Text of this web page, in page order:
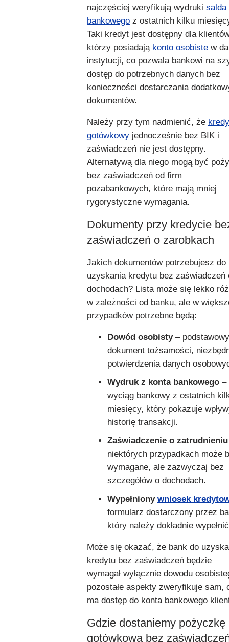
najczęściej weryfikują wydruki salda
bankowego z ostatnich kilku
Taki kredyt jest dostępny dla
którzy posiadają konto osobiste w
instytucji, co pozwala bankowi na
dostęp do potrzebnych danych bez
konieczności dostarczania
dokumentów.
Należy przy tym nadmienić, że
gotówkowy jednocześnie bez BIK i
zaświadczeń nie jest dostępny.
Alternatywą dla niego mogą być
bez zaświadczeń od firm
pozabankowych, które mają mniej
rygorystyczne wymagania.
Dokumenty przy kredycie
zaświadczeń o zarobkach
Jakich dokumentów potrzebujesz do
uzyskania kredytu bez zaświadczeń
dochodach? Lista może się lekko
w zależności od banku, ale w
przypadków potrzebne będą:
Dowód osobisty– podstawowy
dokument tożsamości,
potwierdzenia danych
Wydruk z konta bankowego –
wyciąg bankowy z ostatnich
miesięcy, który pokazuje
historię transakcji.
Zaświadczenie o zatrudnieniu
niektórych przypadkach może
wymagane, ale zazwyczaj bez
szczegółów o dochodach.
Wypełniony wniosek
formularz dostarczony przez
który należy dokładnie
Może się okazać, że bank do
kredytu bez zaświadczeń będzie
wymagał wyłącznie dowodu
pozostałe aspekty zweryfikuje sam,
ma dostęp do konta bankowego
Gdzie dostaniemy pożyczkę
gotówkową bez